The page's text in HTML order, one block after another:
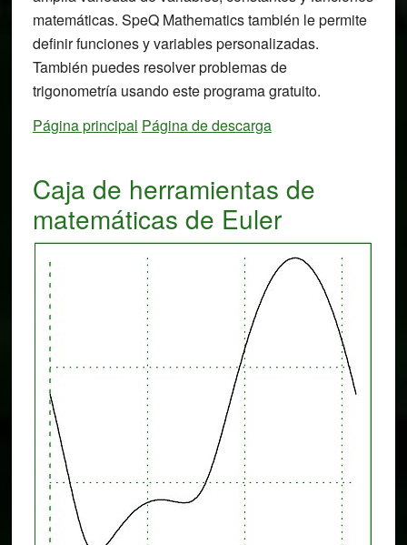
matemáticas. SpeQ Mathematics también le permite
definir funciones y variables personalizadas.
También puedes resolver problemas de
trigonometría usando este programa gratuito.
Página principal Página de descarga
Caja de herramientas de
matemáticas de Euler